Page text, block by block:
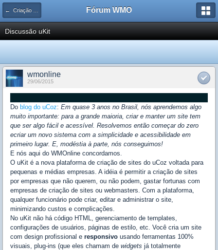
← Criação Web Fórum WMO
Discussão uKit
wmonline
29/06/2015
Do blog do uCoz: Em quase 3 anos no Brasil, nós aprendemos algo
muito importante: para a grande maioria, criar e manter um site tem
que ser algo fácil e acessível. Resolvemos então começar do zero
ecriar um novo sistema com a simplicidade e acessibilidade em
primeiro lugar. E, modéstia à parte, nós conseguimos!
E nós aqui do WMOnline concordamos.
O uKit é a nova plataforma de criação de sites do uCoz voltada para
pequenas e médias empresas. A idéia é permitir a criação de sites
por empresas que não querem, ou não podem, gastar fortunas com
empresas de criação de sites ou webmasters. Com a plataforma,
qualquer funcionário pode criar, editar e administrar o site,
minimizando custos e complicações.
No uKit não há código HTML, gerenciamento de templates,
configurações de usuários, páginas de estilo, etc. Você cria um site
com design profissional e responsivo usando ferramentas 100%
visuais, plug-ins (que eles chamam de widgets já totalmente